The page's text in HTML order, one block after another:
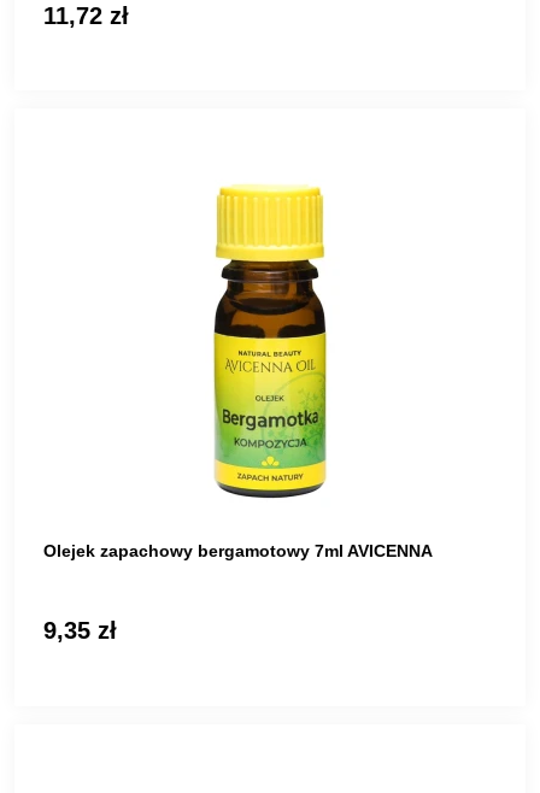
11,72 zł
Olejek zapachowy bergamotowy 7ml AVICENNA
9,35 zł